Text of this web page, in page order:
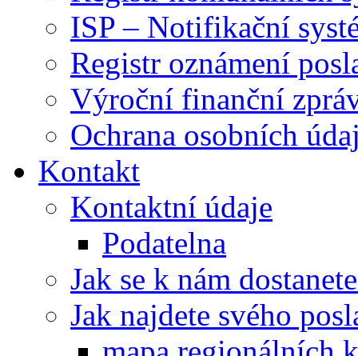
ISP – Notifikační
Registr oznámení
Výroční finanční
Ochrana osobních
Kontakt
Kontaktní údaje
Podatelna
Jak se k nám
Jak najdete svého